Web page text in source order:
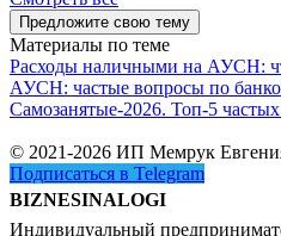
Предложите свою тему
Материалы по теме
Расходы наличными на АУСН:
АУСН: частые вопросы по
Самозанятые-2026. Топ-5 частых
© 2021-2026 ИП Мемрук
Подписаться в Telegram
BIZNESINALOGI
Индивидуальный